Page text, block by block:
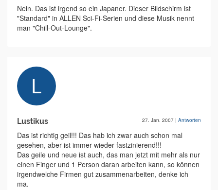
Nein. Das ist irgend so ein Japaner. Dieser Bildschirm ist
"Standard" in ALLEN Sci-Fi-Serien und diese Musik nennt
man "Chill-Out-Lounge".
Lustikus 27. Jan. 2007 | Antworten
Das ist richtig geil!!! Das hab ich zwar auch schon mal
gesehen, aber ist immer wieder fastzinierend!!!
Das geile und neue ist auch, das man jetzt mit mehr als nur
einen Finger und 1 Person daran arbeiten kann, so können
irgendwelche Firmen gut zusammenarbeiten, denke ich
ma.